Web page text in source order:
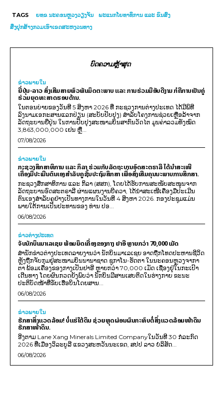
TAGS ຍທຂ ນະຄອນຫຼວງວຽງຈັນ
ພະແນກໂຍທາທິການ ແລະ ຂົນສົ່ງ
ສິ່ງປຸກສ້າງກວມເອົາເຂດສະຫງວນທາງ
ບົດຄວາມຫຼ້າສຸດ
ຂ່າວພາຍ​ໃນ
ຍີ່ປຸ່ນ-ລາວ ສົ່ງເສີມສາຍພົວພັນມິດຕະພາບ ແລະ ການຮ່ວມມືອັນດີງາມ ກໍຄືການເປັນຄູ່
ຮ່ວມຍຸດທະສາດຮອບດ້ານ.
ໃນຕອນບ່າຍຂອງວັນທີ 5 ສິງຫາ 2026 ທີ່ ກະຊວງການຕ່າງປະເທດ ໄດ້ມີພິທີ
ລົງນາມເອກະສານແລກປ່ຽນ (ສະບັບປັບປຸງ) ສໍາລັບໂຄງການຊ່ວຍເຫຼືອລ້າຈາກ
ລັດຖະບານຍີ່ປຸ່ນ ໃນການປັບປຸງສະໜາມບິນສາກົນວັດໄຕ ມູນຄ່າລວມທັງໝົດ
3,863,000,000 ເຢນ ຫຼື...
07/08/2026
ຂ່າວພາຍ​ໃນ
ກະຊວງສຶກສາທິການ ແລະ ກິລາ ຮ່ວມກັບລັດຖະບານອົດສະຕຣາລີ ໄດ້ນຳສະເໜີ
ເຄື່ອງມືປະເມີນຕົນເອງສຳລັບຄູຊັ້ນປະຖົມສຶກສາ ເພື່ອສົ່ງເສີມຄຸນນະພາບການສຶກສາ.
ກະຊວງສຶກສາທິການ ແລະ ກິລາ (ສສກ), ໂດຍໄດ້ຮັບການສະໜັບສະໜູນຈາກ
ລັດຖະບານອົດສະຕຣາລີ ຜ່ານແຜນງານບີຄວາ, ໄດ້ນຳສະເໜີເຄື່ອງມືປະເມີນ
ຕົນເອງສຳລັບຄູຢ່າງເປັນທາງການໃນວັນທີ 4 ສິງຫາ 2026. ກອງປະຊຸມແມ່ນ
ພາຍໃຕ້ການເປັນປະທານຂອງ ທ່ານ ປອ...
06/08/2026
ຂ່າວຕ່າງປະເທດ
ຈັບນັກບິນມາເລເຊຍ ພ້ອມຍຶດເຄື່ອງຂອງກາງ ຢາອີ ຫຼາຍກວ່າ 70,000 ເມັດ
ສຳນັກຂ່າວຕ່າງປະເທດລາຍງານວ່າ ນັກບິນມາເລເຊຍ ອາດຖືກໂທດປະຫານຊີວິດ
ຫຼັງຖືກຈັບກຸມຢູ່ສະໜາມບິນນານາຊາດ ຊູກາໂນ-ຮັດຕາ ໃນນະຄອນຫຼວງຈາກາ
ຕາ ພ້ອມເຄື່ອງຂອງກາງເປັນຢາອີ ຫຼາຍກວ່າ 70,000 ເມັດ ເຊື່ອງຢູ່ໃນກະເປົາ
ເດີນທາງ ໂດຍຜົນກວດຍັງພົບວ່າ ນັກບິນມີສານເສບຕິດໃນຮ່າງກາຍ ຂະນະ
ປະຕິບັດໜ້າທີ່ຂັບເຮືອບິນໂດຍສານ...
06/08/2026
ຂ່າວພາຍ​ໃນ
ຮັກສາສິ່ງແວດລ້ອມ! ບໍ່ແຮ່ໃຕ້ດິນ ຊ່ວຍຫຼຸດຜ່ອນຜົນກະທົບຕໍ່ສິ່ງແວດລ້ອມໜ້າດິນ
ຮັກສາໜ້າດິນ.
ອີງຕາມ Lane Xang Minerals Limited Companyໃນວັນທີ 30 ກໍລະກົດ
2026 ທີ່ເມືອງວິລະບູລີ ແຂວງສະຫວັນນະເຂດ, ສປປ ລາວ ບໍລິສັດ...
06/08/2026